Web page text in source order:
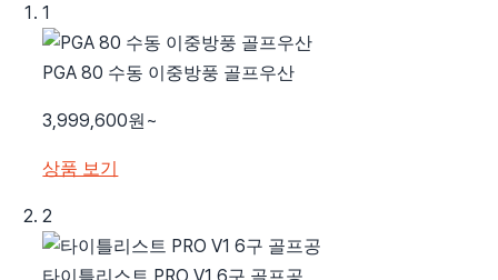
1
PGA 80 수동 이중방풍 골프우산
3,999,600원~
상품 보기
2
타이틀리스트 PRO V1 6구 골프공